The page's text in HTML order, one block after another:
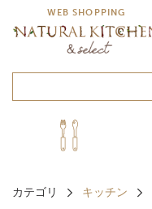
WEB SHOPPING
カテゴリ キッチン